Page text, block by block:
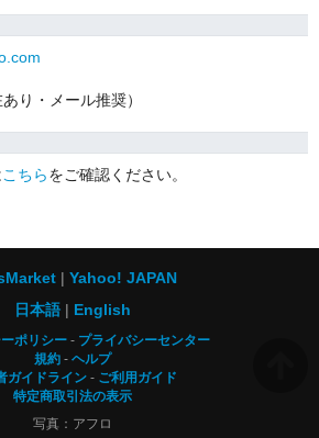
り・メール推奨）
こちらをご確認ください。
Yahoo! JAPAN
日本語
English
ポリシー
プライバシーセンター
規約
ヘルプ
ガイドライン
ご利用ガイド
特定商取引法の表示
写真：アフロ